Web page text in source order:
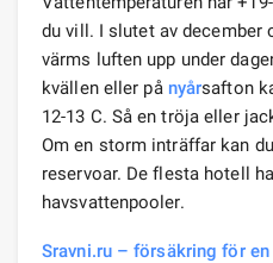
du vill. I slutet av december
värms luften upp under
kvällen eller på nyårsafton
12-13 C. Så en tröja eller
Om en storm inträffar kan
reservoar. De flesta hotell
havsvattenpooler.
Sravni.ru – försäkring för